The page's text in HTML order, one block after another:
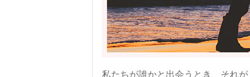
私たちが誰かと出会うとき、それ